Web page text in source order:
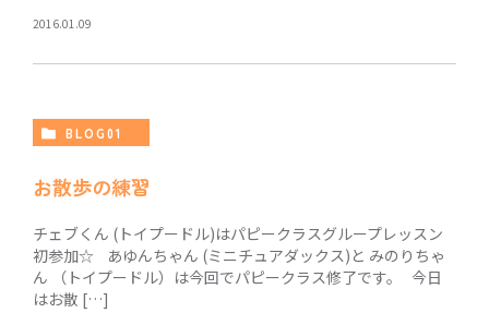
2016.01.09
BLOG01
お散歩の練習
チェブくん (トイプードル)はパピークラスグループレッスン
初参加☆ あゆんちゃん (ミニチュアダックス)と みのりちゃ
ん （トイプードル）は今回でパピークラス修了です。 今日
はお散 […]